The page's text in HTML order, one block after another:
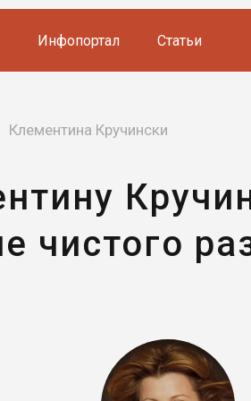
Инфопортал Статьи
Клементина Кручински
чистого